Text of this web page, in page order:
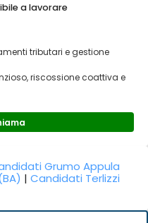
a lavorare
tributari e gestione
riscossione coattiva e
Grumo Appula
|Candidati Terlizzi